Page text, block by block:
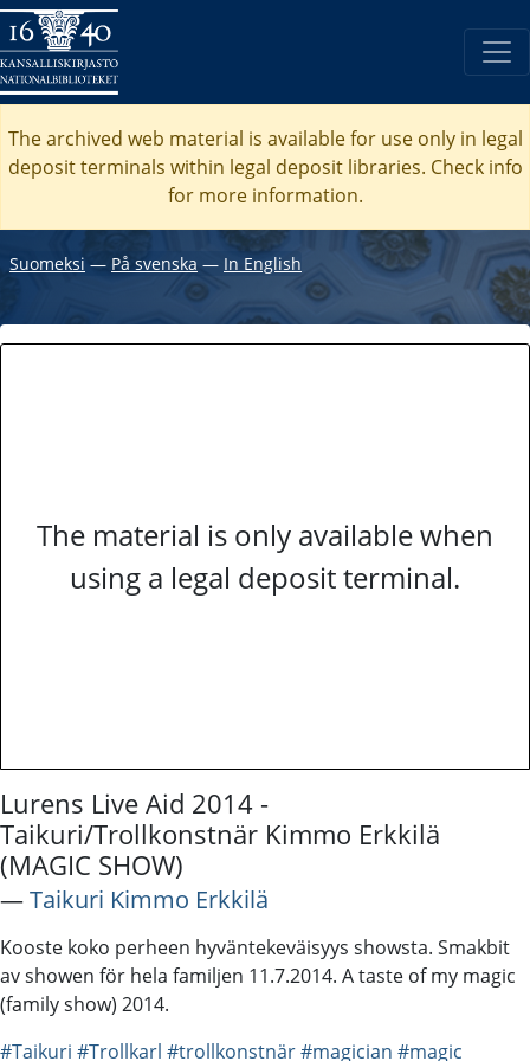
The archived web material is available for use only in legal
deposit terminals within legal deposit libraries. Check info
for more information.
Suomeksi ― På svenska ― In English
The material is only available when
using a legal deposit terminal.
Lurens Live Aid 2014 -
Taikuri/Trollkonstnär Kimmo Erkkilä
(MAGIC SHOW)
―Taikuri Kimmo Erkkilä
Kooste koko perheen hyväntekeväisyys showsta. Smakbit
av showen för hela familjen 11.7.2014. A taste of my magic
(family show) 2014.
#Taikuri #Trollkarl #trollkonstnär#magician #magic